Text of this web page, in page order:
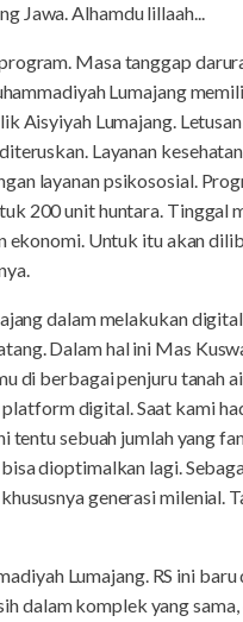
Jawa. Alhamdu lillaah...
Masa tanggap
Lumajang
Aisyiyah Lumajang.
Layanan
layanan psikososial.
200 unit huntara. Tinggal
ekonomi. Untuk itu akan
dalam melakukan
Dalam hal ini Mas
di berbagai penjuru tanah
digital. Saat kami
sebuah jumlah yang
dioptimalkan lagi.
generasi milenial.
Lumajang. RS ini
dalam komplek yang